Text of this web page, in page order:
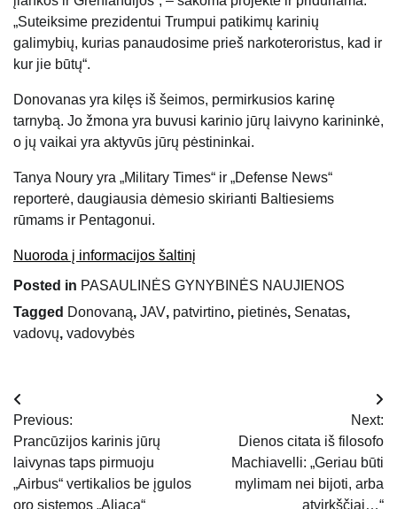
„Suteiksime prezidentui Trumpui patikimų karinių
galimybių, kurias panaudosime prieš narkoteroristus, kad ir
kur jie būtų“.
Donovanas yra kilęs iš šeimos, permirkusios karinę
tarnybą. Jo žmona yra buvusi karinio jūrų laivyno karininkė,
o jų vaikai yra aktyvūs jūrų pėstininkai.
Tanya Noury ​​yra „Military Times“ ir „Defense News“
reporterė, daugiausia dėmesio skirianti Baltiesiems
rūmams ir Pentagonui.
Nuoroda į informacijos šaltinį
Posted in PASAULINĖS GYNYBINĖS NAUJIENOS
Tagged Donovaną, JAV, patvirtino, pietinės, Senatas,
vadovų, vadovybės
Navigacija
tarp
įrašų
Previous:
Prancūzijos karinis jūrų
laivynas taps pirmuoju
„Airbus“ vertikalios be įgulos
oro sistemos „Aliaca“
Next:
Dienos citata iš filosofo
Machiavelli: „Geriau būti
mylimam nei bijoti, arba
atvirkščiai…“